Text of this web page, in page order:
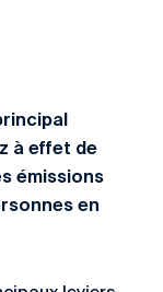
à effet de
émissions
en